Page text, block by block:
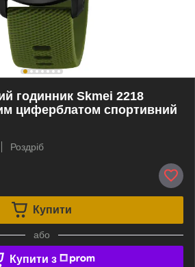
годинник Skmei 2218
циферблатом спортивний
Роздріб
Купити
або
Купити з